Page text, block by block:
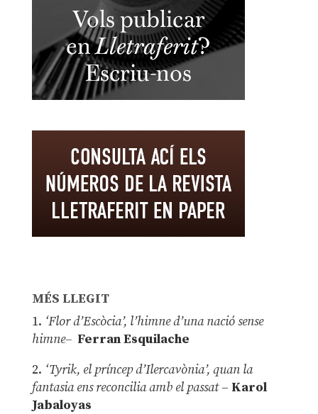
MÉS LLEGIT
1. ‘Flor d’Escòcia’, l’himne d’una nació sense
himne– Ferran Esquilache
2. ‘Tyrik, el príncep d’Ilercavònia’, quan la
fantasia ens reconcilia amb el passat– Karol
Jabaloyas